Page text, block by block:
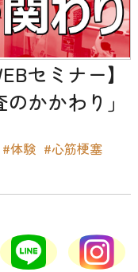
セミナー】
かかわり」
#体験 #心筋梗塞